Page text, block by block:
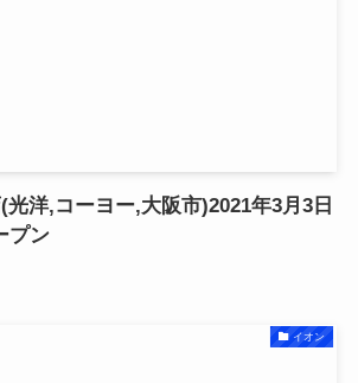
洋,コーヨー,大阪市)2021年3月3日
プン
イオン